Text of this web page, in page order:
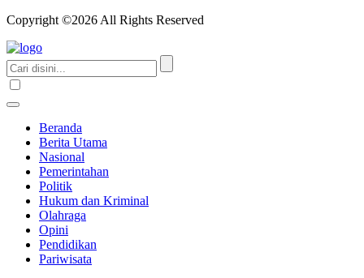
Copyright ©2026 All Rights Reserved
Beranda
Berita Utama
Nasional
Pemerintahan
Politik
Hukum dan Kriminal
Olahraga
Opini
Pendidikan
Pariwisata